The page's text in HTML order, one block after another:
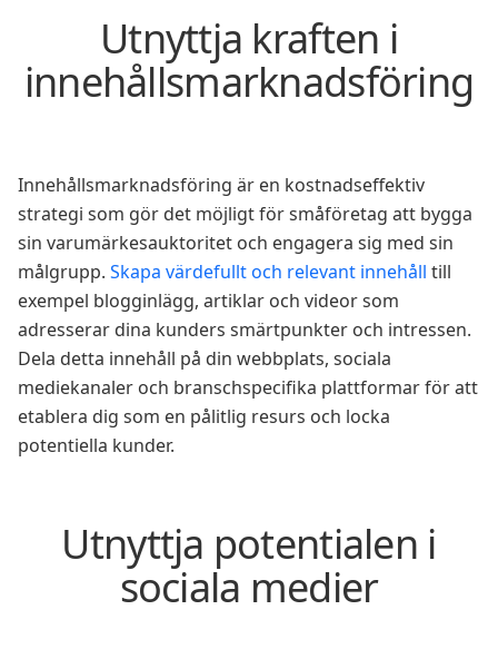
Utnyttja kraften i
innehållsmarknadsföring
Innehållsmarknadsföring är en kostnadseffektiv
strategi som gör det möjligt för småföretag att bygga
sin varumärkesauktoritet och engagera sig med sin
målgrupp. Skapa värdefullt och relevant innehåll till
exempel blogginlägg, artiklar och videor som
adresserar dina kunders smärtpunkter och intressen.
Dela detta innehåll på din webbplats, sociala
mediekanaler och branschspecifika plattformar för att
etablera dig som en pålitlig resurs och locka
potentiella kunder.
Utnyttja potentialen i
sociala medier